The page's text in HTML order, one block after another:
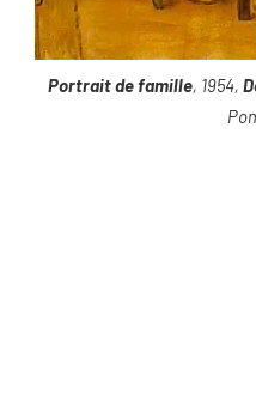
Portrait de famille, 1954,